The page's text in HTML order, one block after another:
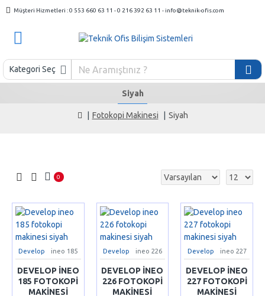
Müşteri Hizmetleri : 0 553 660 63 11 - 0 216 392 63 11 - info@teknik-ofis.com
Kategori Seç
Fotokopi Makinesi Siyah
Siyah
0
Develop ineo 185
DEVELOP INEO
185 FOTOKOPI
MAKINESI
Develop ineo 226
DEVELOP INEO
226 FOTOKOPI
MAKINESI
Develop ineo 227
DEVELOP INEO
227 FOTOKOPI
MAKINESI